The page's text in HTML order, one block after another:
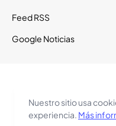
Feed RSS
Google Noticias
Todos los
El tema del sitio está
Nuestro sitio usa
experiencia. Más